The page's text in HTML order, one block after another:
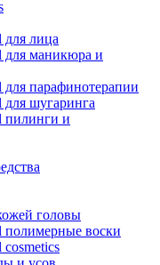
лица
для маникюра и
парафинотерапии
шугаринга
пилинги и
головы
полимерные воски